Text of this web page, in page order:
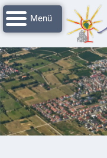
Navigation
überspringen
Startseite
Grussworte
Rathaus
Unser
Niederkirchen
Impressionen